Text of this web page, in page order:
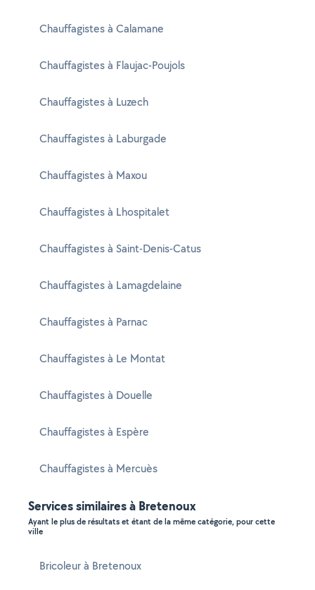
Chauffagistes à Calamane
Chauffagistes à Flaujac-Poujols
Chauffagistes à Luzech
Chauffagistes à Laburgade
Chauffagistes à Maxou
Chauffagistes à Lhospitalet
Chauffagistes à Saint-Denis-Catus
Chauffagistes à Lamagdelaine
Chauffagistes à Parnac
Chauffagistes à Le Montat
Chauffagistes à Douelle
Chauffagistes à Espère
Chauffagistes à Mercuès
Services similaires à Bretenoux
Ayant le plus de résultats et étant de la même catégorie, pour cette
ville
Bricoleur à Bretenoux